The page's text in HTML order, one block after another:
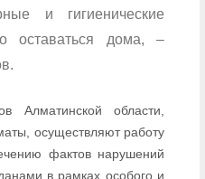
и гигиенические
оставаться дома, –
Алматинской области,
осуществляют работу
фактов нарушений
в рамках особого и